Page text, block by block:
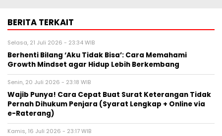
BERITA TERKAIT
Selasa, 21 Juli 2026 - 23:34 WIB
Berhenti Bilang ‘Aku Tidak Bisa’: Cara Memahami
Growth Mindset agar Hidup Lebih Berkembang
Senin, 20 Juli 2026 - 23:18 WIB
Wajib Punya! Cara Cepat Buat Surat Keterangan Tidak
Pernah Dihukum Penjara (Syarat Lengkap + Online via
e-Raterang)
Kamis, 16 Juli 2026 - 23:17 WIB